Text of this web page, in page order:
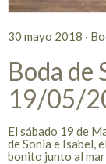
30 mayo 2018 ·
Boda de
19/05/
El sábado 19 de
de Sonia e Isabel,
bonito junto al mar